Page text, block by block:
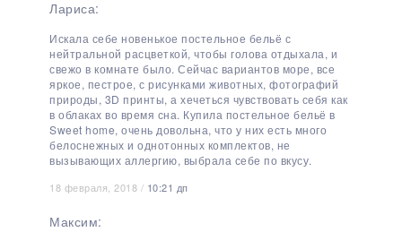
Лариса:
Искала себе новенькое постельное бельё с
нейтральной расцветкой, чтобы голова отдыхала, и
свежо в комнате было. Сейчас вариантов море, все
яркое, пестрое, с рисунками животных, фотографий
природы, 3D принты, а хечеться чувствовать себя как
в облаках во время сна. Купила постельное бельё в
Sweet home, очень довольна, что у них есть много
белоснежных и однотонных комплектов, не
вызывающих аллергию, выбрала себе по вкусу.
18 февраля, 2018 / 10:21 дп
Максим: